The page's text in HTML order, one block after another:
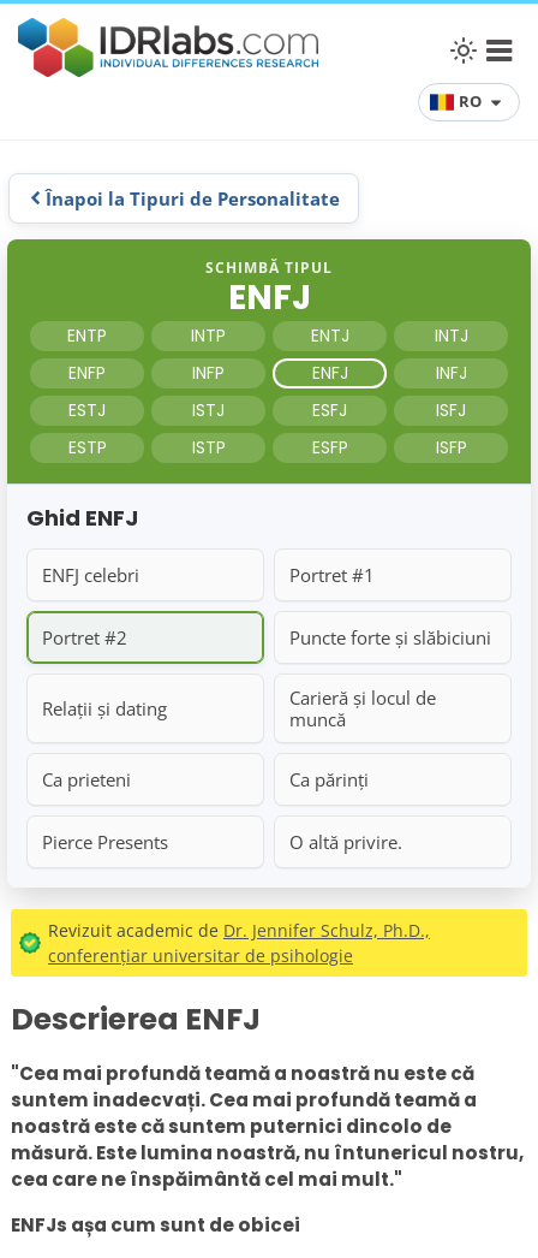
RO
Înapoi la Tipuri de Personalitate
SCHIMBĂ TIPUL
ENFJ
ENTP INTP ENTJ
INTJ
ENFP
INFP ENFJ
INFJ
ESTJ
ISTJ ESFJ
ISFJ
ESTP
ISTP ESFP ISFP
Ghid ENFJ
ENFJ celebri Portret #1
Portret #2 Puncte forte și slăbiciuni
Relații și dating
Carieră și locul de
muncă
Ca prieteni Ca părinți
Pierce Presents O altă privire.
Revizuit academic de Dr. Jennifer Schulz, Ph.D.,
conferențiar universitar de psihologie
Descrierea ENFJ
"Cea mai profundă teamă a noastră nu este că
suntem inadecvați. Cea mai profundă teamă a
noastră este că suntem puternici dincolo de
măsură. Este lumina noastră, nu întunericul nostru,
cea care ne înspăimântă cel mai mult."
ENFJs așa cum sunt de obicei